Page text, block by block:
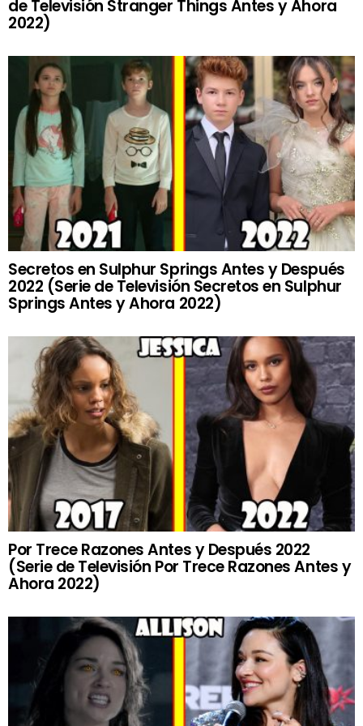
de Televisión Stranger Things Antes y Ahora
2022)
Secretos en Sulphur Springs Antes y Después
2022 (Serie de Televisión Secretos en Sulphur
Springs Antes y Ahora 2022)
Por Trece Razones Antes y Después 2022
(Serie de Televisión Por Trece Razones Antes y
Ahora 2022)